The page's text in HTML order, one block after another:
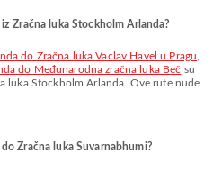
Zračna luka Stockholm Arlanda?
do Zračna luka Vaclav Havel u Pragu
do Međunarodna zračna luka Beč su
luka Stockholm Arlanda. Ove rute nude
Zračna luka Suvarnabhumi?